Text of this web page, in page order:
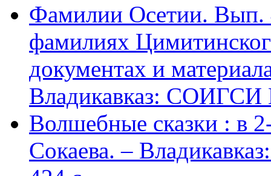
Фамилии Осетии. Вып.
фамилиях
документах и
Владикавказ:
Волшебные сказки : в
Сокаева. –